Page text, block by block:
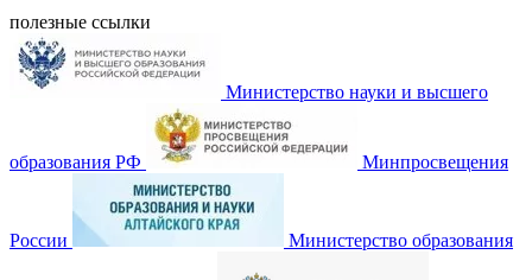
полезные ссылки
Министерство науки и высшего
образования РФ Минпросвещения
России Министерство образования